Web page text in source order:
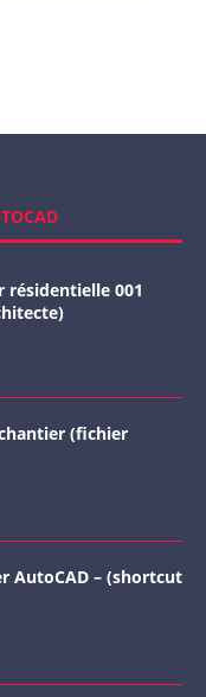
résidentielle 001
(fichier
AutoCAD – (shortcut